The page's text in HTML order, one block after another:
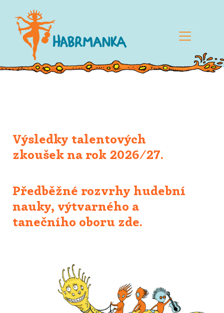
Výsledky talentových
zkoušek na rok 2026/27.
Předběžné rozvrhy hudební
nauky, výtvarného a
tanečního oboru zde.